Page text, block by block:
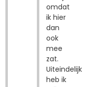
omdat
ik hier
dan
ook
mee
zat.
Uiteindelijk
heb ik